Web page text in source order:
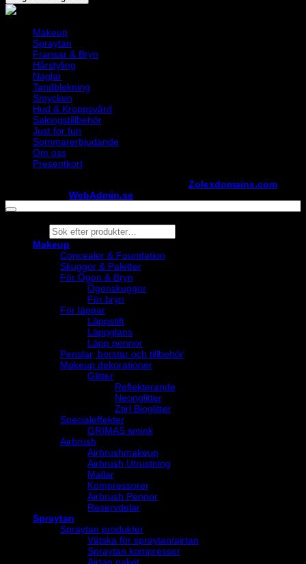
Makeup
Spraytan
Fransar & Bryn
Hårstyling
Naglar
Tandblekning
Smycken
Hud & Kroppsvård
Salongstillbehör
Just for fun
Sommarerbjudande
Om oss
Presentkort
Zolexdomains.com
WebAdmin.se
Products
search
Makeup
Concealer & Foundation
Skuggor & Paletter
För Ögon & Bryn
Ögonskuggor
För bryn
För läppar
Läppstift
Läppglans
Läpp pennor
Penslar, borstar och tillbehör
Makeup dekorationer
Glitter
Reflekterande
Neonglitter
Ztirl Bioglitter
Specialeffekter
GRIMAS smink
Airbrush
Airbrushmakeup
Airbrush Utrustning
Mallar
Kompressorer
Airbrush Pennor
Reservdelar
Spraytan
Spraytan produkter
Vätska för spraytan/airtan
Spraytan kompressor